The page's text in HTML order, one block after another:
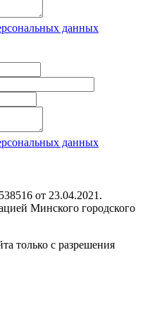
данных
данных
от 23.04.2021.
Минского городского
только с разрешения